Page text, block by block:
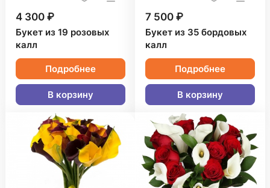
4 300 ₽
Букет из 19 розовых
калл
Подробнее
В корзину
7 500 ₽
Букет из 35 бордовых
калл
Подробнее
В корзину